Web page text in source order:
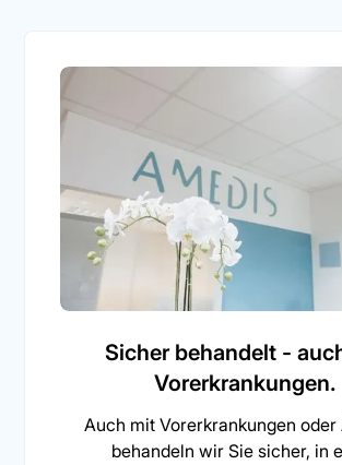
Sicher behandelt -
Vorerkrankungen.
Auch mit Vorerkrankungen oder
behandeln wir Sie sicher, in